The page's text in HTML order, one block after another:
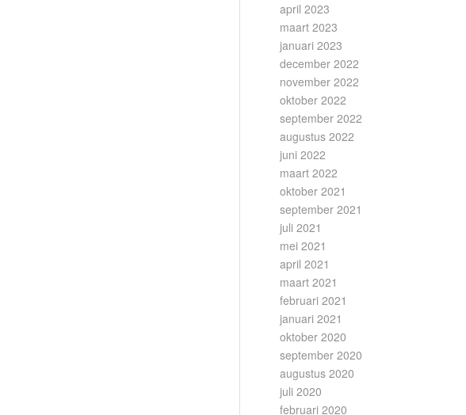
april 2023
maart 2023
januari 2023
december 2022
november 2022
oktober 2022
september 2022
augustus 2022
juni 2022
maart 2022
oktober 2021
september 2021
juli 2021
mei 2021
april 2021
maart 2021
februari 2021
januari 2021
oktober 2020
september 2020
augustus 2020
juli 2020
februari 2020